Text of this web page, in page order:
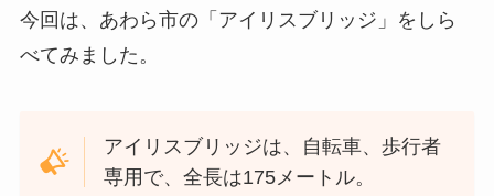
今回は、あわら市の「アイリスブリッジ」をしら
べてみました。
アイリスブリッジは、自転車、歩行者
専用で、全長は175メートル。